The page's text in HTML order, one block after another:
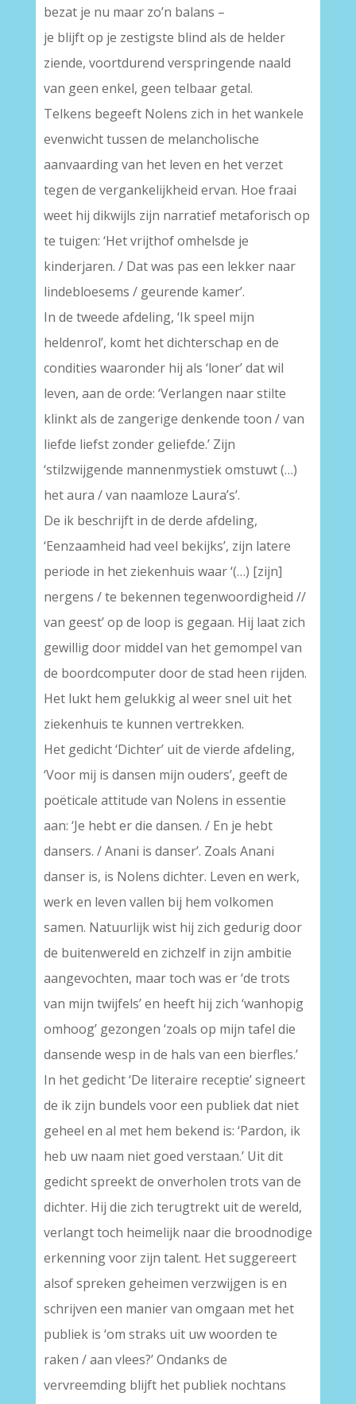
bezat je nu maar zo’n balans –
je blijft op je zestigste blind als de helder
ziende, voortdurend verspringende naald
van geen enkel, geen telbaar getal.
Telkens begeeft Nolens zich in het wankele
evenwicht tussen de melancholische
aanvaarding van het leven en het verzet
tegen de vergankelijkheid ervan. Hoe fraai
weet hij dikwijls zijn narratief metaforisch op
te tuigen: ‘Het vrijthof omhelsde je
kinderjaren. / Dat was pas een lekker naar
lindebloesems / geurende kamer’.
In de tweede afdeling, ‘Ik speel mijn
heldenrol’, komt het dichterschap en de
condities waaronder hij als ‘loner’ dat wil
leven, aan de orde: ‘Verlangen naar stilte
klinkt als de zangerige denkende toon / van
liefde liefst zonder geliefde.’ Zijn
‘stilzwijgende mannenmystiek omstuwt (…)
het aura / van naamloze Laura’s’.
De ik beschrijft in de derde afdeling,
‘Eenzaamheid had veel bekijks’, zijn latere
periode in het ziekenhuis waar ‘(…) [zijn]
nergens / te bekennen tegenwoordigheid //
van geest’ op de loop is gegaan. Hij laat zich
gewillig door middel van het gemompel van
de boordcomputer door de stad heen rijden.
Het lukt hem gelukkig al weer snel uit het
ziekenhuis te kunnen vertrekken.
Het gedicht ‘Dichter’ uit de vierde afdeling,
‘Voor mij is dansen mijn ouders’, geeft de
poëticale attitude van Nolens in essentie
aan: ‘Je hebt er die dansen. / En je hebt
dansers. / Anani is danser’. Zoals Anani
danser is, is Nolens dichter. Leven en werk,
werk en leven vallen bij hem volkomen
samen. Natuurlijk wist hij zich gedurig door
de buitenwereld en zichzelf in zijn ambitie
aangevochten, maar toch was er ‘de trots
van mijn twijfels’ en heeft hij zich ‘wanhopig
omhoog’ gezongen ‘zoals op mijn tafel die
dansende wesp in de hals van een bierfles.’
In het gedicht ‘De literaire receptie’ signeert
de ik zijn bundels voor een publiek dat niet
geheel en al met hem bekend is: ‘Pardon, ik
heb uw naam niet goed verstaan.’ Uit dit
gedicht spreekt de onverholen trots van de
dichter. Hij die zich terugtrekt uit de wereld,
verlangt toch heimelijk naar die broodnodige
erkenning voor zijn talent. Het suggereert
alsof spreken geheimen verzwijgen is en
schrijven een manier van omgaan met het
publiek is ‘om straks uit uw woorden te
raken / aan vlees?’ Ondanks de
vervreemding blijft het publiek nochtans